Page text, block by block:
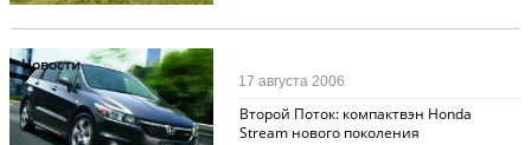
Новости
Второй Поток: компактвэн Honda
Stream нового поколения
17 августа 2006